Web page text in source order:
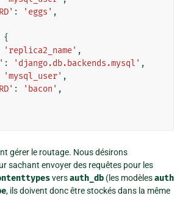
: 'eggs' ,
{
'replica2_name' ,
: 'django.db.backends.mysql' ,
'mysql_user' ,
: 'bacon' ,
gérer le routage. Nous désirons
sachant envoyer des requêtes pour les
versauth_db (les modèlesauth
, ils doivent donc être stockés dans la même